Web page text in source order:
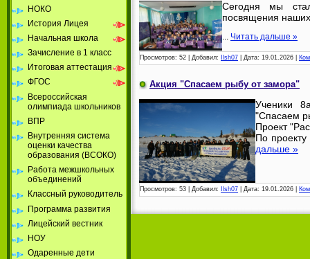
НОКО
История Лицея
Начальная школа
Зачисление в 1 класс
Итоговая аттестация
ФГОС
Всероссийская
олимпиада школьников
ВПР
Внутренняя система
оценки качества
образования (ВСОКО)
Работа межшкольных
объединений
Классный руководитель
Программа развития
Лицейский вестник
НОУ
Одаренные дети
Сегодня мы
посвящения
... Читать дальше »
Просмотров: 52 Добавил: Ilsh07 Дата: 19.01.2026
Акция "Спасаем рыбу от замора"
Ученики
"Спасаем
Проект
По
дальше »
Просмотров: 53 Добавил: Ilsh07 Дата: 19.01.2026